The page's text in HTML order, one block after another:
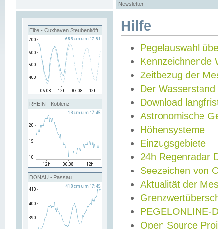
Newsletter
Elbe - Cuxhaven Steubenhöft
RHEIN - Koblenz
DONAU - Passau
Hilfe
Pegelauswahl
Kennzeichnende
Zeitbezug der
Der Wasserstand
Download
Astronomische
Höhensysteme
Einzugsgebiete
24h Regenradar
Seezeichen von
Aktualität der
PEGELONLINE-
Open Source